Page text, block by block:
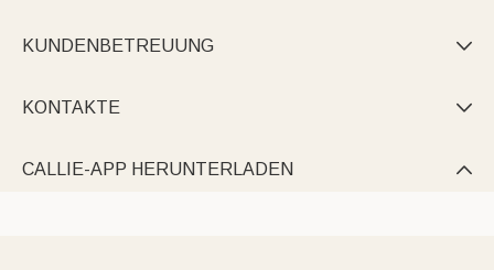
KUNDENBETREUUNG 
KONTAKTE 
CALLIE-APP HERUNTERLADEN 